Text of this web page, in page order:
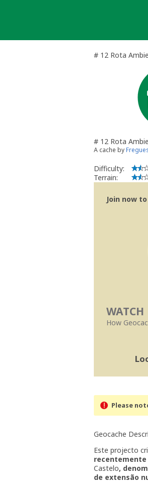
# 12 Rota
# 12 Rota
A cache by
Difficulty:
Terrain:
Join now
WATCH
How
Please
Geocache
Este projecto
recentemente
Castelo,
de extensão